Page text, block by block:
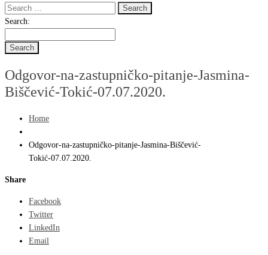
Search
for:
Search
Search:
Odgovor-na-zastupničko-pitanje-Jasmina-
Biščević-Tokić-07.07.2020.
Home
Odgovor-na-zastupničko-pitanje-Jasmina-Biščević-
Tokić-07.07.2020.
Share
Facebook
Twitter
LinkedIn
Email